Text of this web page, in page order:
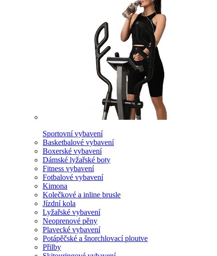
Sportovní vybavení
Basketbalové vybavení
Boxerské vybavení
Dámské lyžařské boty
Fitness vybavení
Fotbalové vybavení
Kimona
Kolečkové a inline brusle
Jízdní kola
Lyžařské vybavení
Neoprenové pěny
Plavecké vybavení
Potápěčské a šnorchlovací ploutve
Přilby